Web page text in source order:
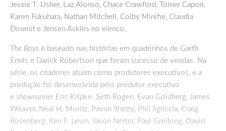
Jessie T. Usher, Laz Alonso, Chace Crawford, Tomer Capon,
Karen Fukuhara, Nathan Mitchell, Colby Minifie, Claudia
Doumit e Jensen Ackles no elenco.
The Boys é baseado nas histórias em quadrinhos de Garth
Ennis e Darick Robertson que foram sucesso de vendas. Na
série, os criadores atuam como produtores executivos, e a
produção foi desenvolvida pelo produtor executivo
e showrunner Eric Kripke. Seth Rogen, Evan Goldberg, James
Weaver, Neal H. Moritz, Pavun Shetty, Phil Sgriccia, Craig
Rosenberg, Ken F. Levin, Jason Netter, Paul Grellong, David